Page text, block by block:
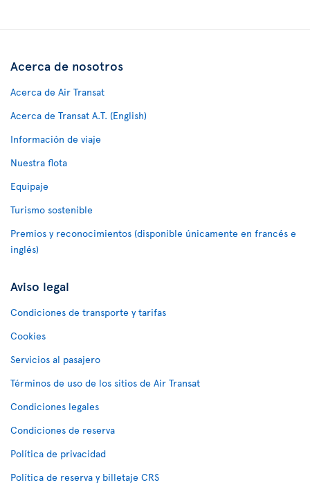
Acerca de nosotros
Acerca de Air Transat
Acerca de Transat A.T. (English)
Información de viaje
Nuestra flota
Equipaje
Turismo sostenible
Premios y reconocimientos (disponible únicamente en francés e
inglés)
Aviso legal
Condiciones de transporte y tarifas
Cookies
Servicios al pasajero
Términos de uso de los sitios de Air Transat
Condiciones legales
Condiciones de reserva
Política de privacidad
Política de reserva y billetaje CRS